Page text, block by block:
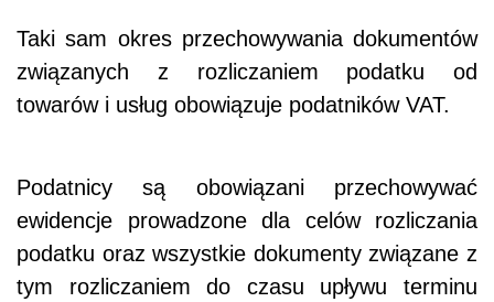
Taki sam okres przechowywania dokumentów
związanych z rozliczaniem podatku od
towarów i usług obowiązuje podatników VAT.
Podatnicy są obowiązani przechowywać
ewidencje prowadzone dla celów rozliczania
podatku oraz wszystkie dokumenty związane z
tym rozliczaniem do czasu upływu terminu